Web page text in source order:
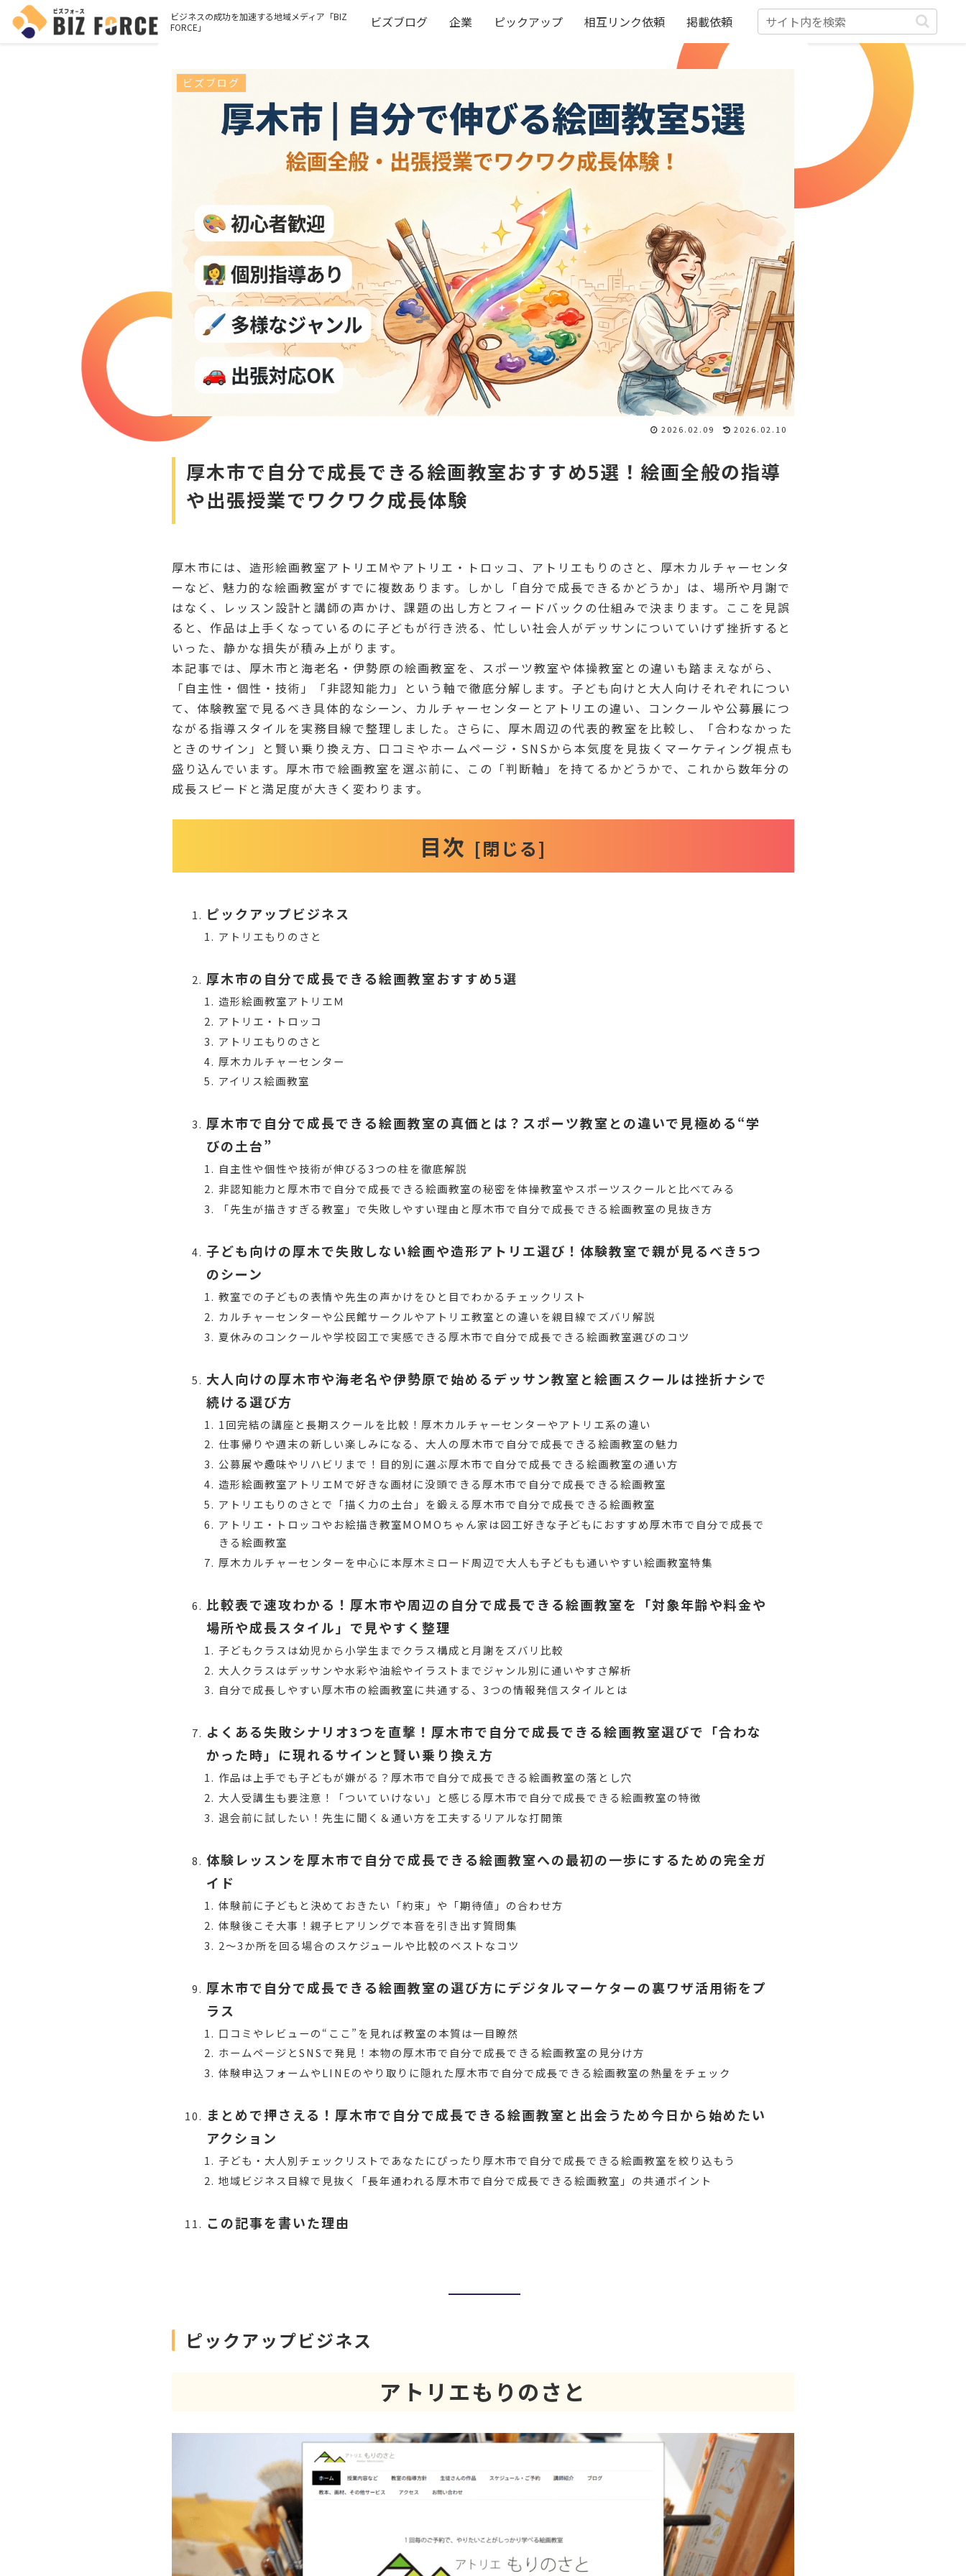
ビジネスの成功を加速する地域メディア「BIZ
FORCE」
ビズブログ 企業 ピックアップ 相互リンク依頼 掲載依頼
厚木市で自分で成長できる絵画教室おすすめ5選！絵画全般の指導
や出張授業でワクワク成長体験
ビズブログ
2026.02.09 2026.02.10
厚木市には、造形絵画教室アトリエMやアトリエ・トロッコ、アトリエもりのさと、厚木カルチャーセンタ
ーなど、魅力的な絵画教室がすでに複数あります。しかし「自分で成長できるかどうか」は、場所や月謝で
はなく、レッスン設計と講師の声かけ、課題の出し方とフィードバックの仕組みで決まります。ここを見誤
ると、作品は上手くなっているのに子どもが行き渋る、忙しい社会人がデッサンについていけず挫折すると
いった、静かな損失が積み上がります。
本記事では、厚木市と海老名・伊勢原の絵画教室を、スポーツ教室や体操教室との違いも踏まえながら、
「自主性・個性・技術」「非認知能力」という軸で徹底分解します。子ども向けと大人向けそれぞれについ
て、体験教室で見るべき具体的なシーン、カルチャーセンターとアトリエの違い、コンクールや公募展につ
ながる指導スタイルを実務目線で整理しました。さらに、厚木周辺の代表的教室を比較し、「合わなかった
ときのサイン」と賢い乗り換え方、口コミやホームページ・SNSから本気度を見抜くマーケティング視点も
盛り込んでいます。厚木市で絵画教室を選ぶ前に、この「判断軸」を持てるかどうかで、これから数年分の
成長スピードと満足度が大きく変わります。
目次
ピックアップビジネス
アトリエもりのさと
厚木市の自分で成長できる絵画教室おすすめ5選
造形絵画教室アトリエＭ
アトリエ・トロッコ
アトリエもりのさと
厚木カルチャーセンター
アイリス絵画教室
厚木市で自分で成長できる絵画教室の真価とは？スポーツ教室との違いで見極める“学
びの土台”
自主性や個性や技術が伸びる3つの柱を徹底解説
非認知能力と厚木市で自分で成長できる絵画教室の秘密を体操教室やスポーツスクールと比べてみる
「先生が描きすぎる教室」で失敗しやすい理由と厚木市で自分で成長できる絵画教室の見抜き方
子ども向けの厚木で失敗しない絵画や造形アトリエ選び！体験教室で親が見るべき5つ
のシーン
教室での子どもの表情や先生の声かけをひと目でわかるチェックリスト
カルチャーセンターや公民館サークルやアトリエ教室との違いを親目線でズバリ解説
夏休みのコンクールや学校図工で実感できる厚木市で自分で成長できる絵画教室選びのコツ
大人向けの厚木市や海老名や伊勢原で始めるデッサン教室と絵画スクールは挫折ナシで
続ける選び方
1回完結の講座と長期スクールを比較！厚木カルチャーセンターやアトリエ系の違い
仕事帰りや週末の新しい楽しみになる、大人の厚木市で自分で成長できる絵画教室の魅力
公募展や趣味やリハビリまで！目的別に選ぶ厚木市で自分で成長できる絵画教室の通い方
造形絵画教室アトリエMで好きな画材に没頭できる厚木市で自分で成長できる絵画教室
アトリエもりのさとで「描く力の土台」を鍛える厚木市で自分で成長できる絵画教室
アトリエ・トロッコやお絵描き教室MOMOちゃん家は図工好きな子どもにおすすめ厚木市で自分で成長で
きる絵画教室
厚木カルチャーセンターを中心に本厚木ミロード周辺で大人も子どもも通いやすい絵画教室特集
比較表で速攻わかる！厚木市や周辺の自分で成長できる絵画教室を「対象年齢や料金や
場所や成長スタイル」で見やすく整理
子どもクラスは幼児から小学生までクラス構成と月謝をズバリ比較
大人クラスはデッサンや水彩や油絵やイラストまでジャンル別に通いやすさ解析
自分で成長しやすい厚木市の絵画教室に共通する、3つの情報発信スタイルとは
よくある失敗シナリオ3つを直撃！厚木市で自分で成長できる絵画教室選びで「合わな
かった時」に現れるサインと賢い乗り換え方
作品は上手でも子どもが嫌がる？厚木市で自分で成長できる絵画教室の落とし穴
大人受講生も要注意！「ついていけない」と感じる厚木市で自分で成長できる絵画教室の特徴
退会前に試したい！先生に聞く＆通い方を工夫するリアルな打開策
体験レッスンを厚木市で自分で成長できる絵画教室への最初の一歩にするための完全ガ
イド
体験前に子どもと決めておきたい「約束」や「期待値」の合わせ方
体験後こそ大事！親子ヒアリングで本音を引き出す質問集
2〜3か所を回る場合のスケジュールや比較のベストなコツ
厚木市で自分で成長できる絵画教室の選び方にデジタルマーケターの裏ワザ活用術をプ
ラス
口コミやレビューの“ここ”を見れば教室の本質は一目瞭然
ホームページとSNSで発見！本物の厚木市で自分で成長できる絵画教室の見分け方
体験申込フォームやLINEのやり取りに隠れた厚木市で自分で成長できる絵画教室の熱量をチェック
まとめで押さえる！厚木市で自分で成長できる絵画教室と出会うため今日から始めたい
アクション
子ども・大人別チェックリストであなたにぴったり厚木市で自分で成長できる絵画教室を絞り込もう
地域ビジネス目線で見抜く「長年通われる厚木市で自分で成長できる絵画教室」の共通ポイント
この記事を書いた理由
ピックアップビジネス
アトリエもりのさと